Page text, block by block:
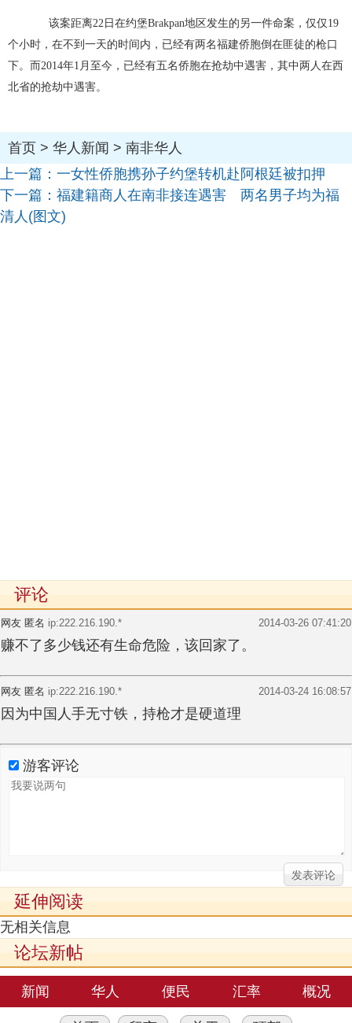
该案距离22日在约堡Brakpan地区发生的另一件命案，仅仅19
个小时，在不到一天的时间内，已经有两名福建侨胞倒在匪徒的枪口
下。而2014年1月至今，已经有五名侨胞在抢劫中遇害，其中两人在西
北省的抢劫中遇害。
首页 > 华人新闻 > 南非华人
上一篇： 一女性侨胞携孙子约堡转机赴阿根廷被扣押
下一篇： 福建籍商人在南非接连遇害 两名男子均为福
清人(图文)
评论
网友 匿名 ip:222.216.190.* 2014-03-26 07:41:20
赚不了多少钱还有生命危险，该回家了。
网友 匿名 ip:222.216.190.* 2014-03-24 16:08:57
因为中国人手无寸铁，持枪才是硬道理
游客评论
延伸阅读
无相关信息
论坛新帖
新闻 华人 便民 汇率 概况